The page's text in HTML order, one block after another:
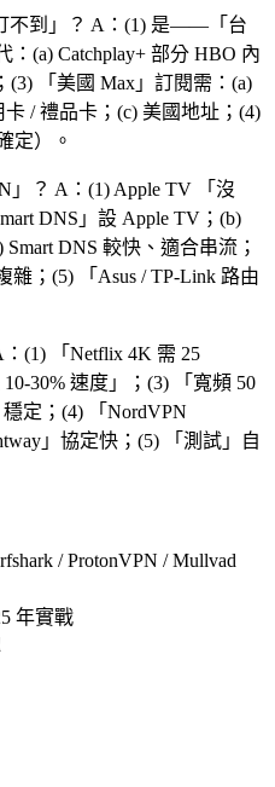
不到 」？ A：(1) 是——「 台
：(a) Catchplay+ 部分 HBO 內
(3) 「 美國 Max 」訂閱需：(a)
/ 禮品卡；(c) 美國地址；(4)
定）。
」？ A：(1) Apple TV 「 沒
DNS 」設 Apple TV；(b)
Smart DNS 較快、適合串流；
雜；(5) 「 Asus / TP-Link 路由
：(1) 「 Netflix 4K 需 25
30% 速度 」；(3) 「 寬頻 50
定；(4) 「 NordVPN
」協定快；(5) 「 測試 」自
/ ProtonVPN / Mullvad
年實戰